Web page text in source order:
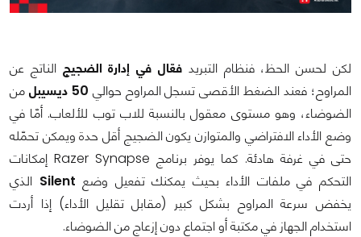
لكن لحسن الحظ، فنظام التبريد فعّال في إدارة الضجيج الناتج عن
المراوح؛ فعند الضغط الأقصى تسجل المراوح حوالي 50 ديسيبل
من
الضوضاء، وهو مستوى معقول بالنسبة للاب توب للألعاب. أمّا في
وضع الأداء الافتراضي والمتوازن يكون الضجيج أقل حدة ويمكن تحمّله
حتى في غرفة هادئة. كما يوفر برنامج Razer Synapse إمكانات
التحكم في ملفات الأداء بحيث يمكنك تفعيل وضع Silent الذي
يخفض سرعة المراوح بشكل كبير (مقابل تقليل الأداء) إذا أردت
استخدام الجهاز في مكتبة أو اجتماع دون إزعاج من الضوضاء.